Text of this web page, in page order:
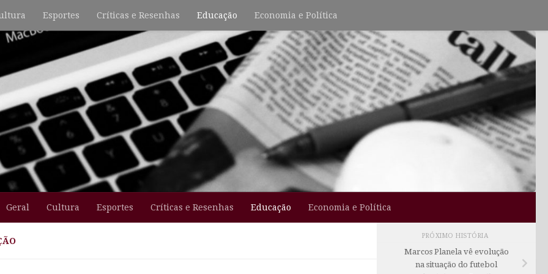
Esportes Críticas e Resenhas Educação Economia e Política
Geral Cultura Esportes Críticas e Resenhas Educação Economia e Política
PRÓXIMO HISTÓRIA
Marcos Planela vê evolução
na situação do futebol